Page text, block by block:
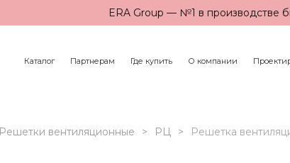
ERA Group — №1 в производстве
Каталог Партнерам Где купить О компании
Решетки вентиляционные РЦ Решетка